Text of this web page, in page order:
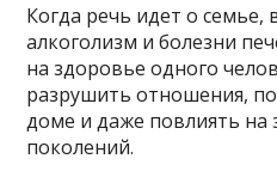
Когда речь идет о
алкоголизм и болезни
на здоровье одного
разрушить отношения,
доме и даже повлиять на
поколений.